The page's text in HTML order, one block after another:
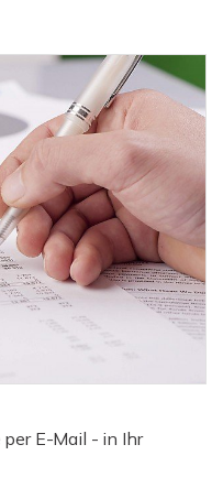
E-Mail - in Ihr